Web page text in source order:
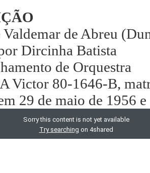
Valdemar de Abreu
Dircinha Batista
de Orquestra
Victor 80-1646-B,
29 de maio de 1956